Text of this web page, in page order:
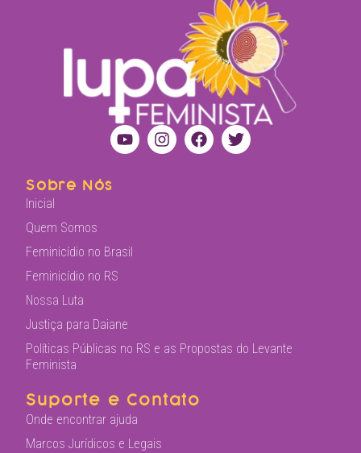
Sobre Nós
Inicial
Quem Somos
Feminicídio no Brasil
Feminicídio no RS
Nossa Luta
Justiça para Daiane
Políticas Públicas no RS e as Propostas do Levante
Feminista
Suporte e Contato
Onde encontrar ajuda
Marcos Jurídicos e Legais